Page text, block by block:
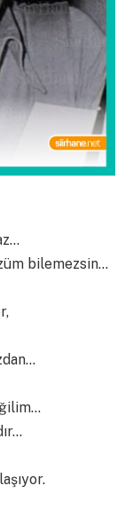
bilemezsin…